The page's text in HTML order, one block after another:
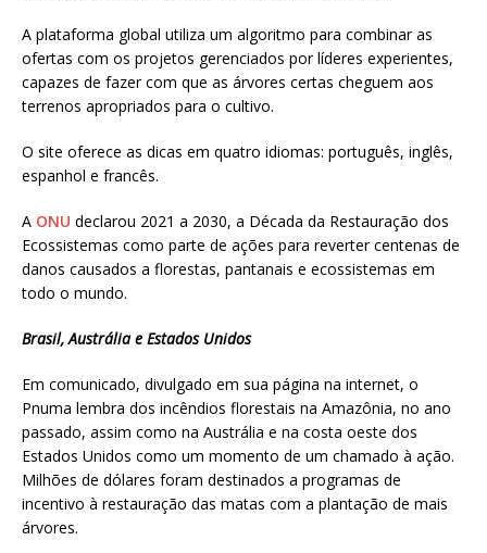
A plataforma global utiliza um algoritmo para combinar as
ofertas com os projetos gerenciados por líderes experientes,
capazes de fazer com que as árvores certas cheguem aos
terrenos apropriados para o cultivo.
O site oferece as dicas em quatro idiomas: português, inglês,
espanhol e francês.
A ONU declarou 2021 a 2030, a Década da Restauração dos
Ecossistemas como parte de ações para reverter centenas de
danos causados a florestas, pantanais e ecossistemas em
todo o mundo.
Brasil, Austrália e Estados Unidos
Em comunicado, divulgado em sua página na internet, o
Pnuma lembra dos incêndios florestais na Amazônia, no ano
passado, assim como na Austrália e na costa oeste dos
Estados Unidos como um momento de um chamado à ação.
Milhões de dólares foram destinados a programas de
incentivo à restauração das matas com a plantação de mais
árvores.